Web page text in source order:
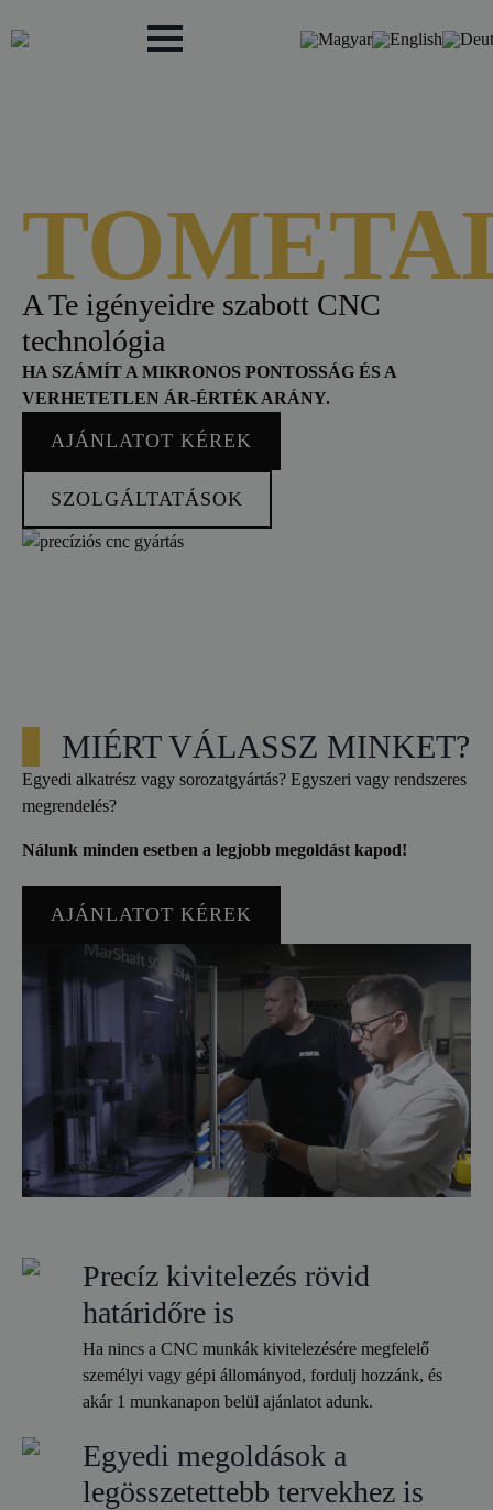
A Te igényeidre szabott CNC
technológia
HA SZÁMÍT A MIKRONOS PONTOSSÁG ÉS A
VERHETETLEN ÁR-ÉRTÉK ARÁNY.
AJÁNLATOT KÉREK
SZOLGÁLTATÁSOK
MIÉRT VÁLASSZ MINKET?
Egyedi alkatrész vagy sorozatgyártás? Egyszeri vagy rendszeres
megrendelés?
Nálunk minden esetben a legjobb megoldást kapod!
AJÁNLATOT KÉREK
Precíz kivitelezés rövid
határidőre is
Ha nincs a CNC munkák kivitelezésére megfelelő
személyi vagy gépi állományod, fordulj hozzánk, és
akár 1 munkanapon belül ajánlatot adunk.
Egyedi megoldások a
legösszetettebb tervekhez is